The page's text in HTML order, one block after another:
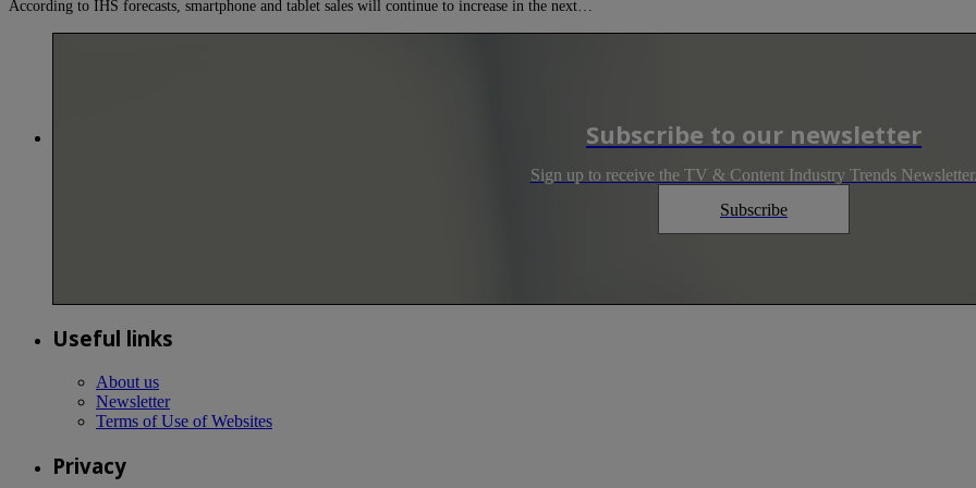
According to IHS forecasts, smartphone and tablet sales will continue to increase in the next…
Subscribe to our newsletter
Sign up to receive the TV & Content Industry Trends
Subscribe
Useful links
About us
Newsletter
Terms of Use of Websites
Privacy